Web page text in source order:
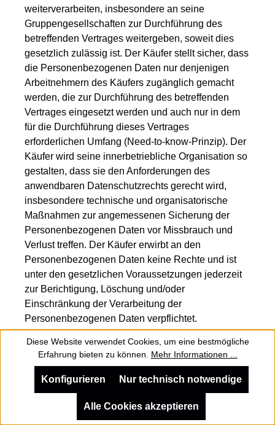
weiterverarbeiten, insbesondere an seine
Gruppengesellschaften zur Durchführung des
betreffenden Vertrages weitergeben, soweit dies
gesetzlich zulässig ist. Der Käufer stellt sicher, dass
die Personenbezogenen Daten nur denjenigen
Arbeitnehmern des Käufers zugänglich gemacht
werden, die zur Durchführung des betreffenden
Vertrages eingesetzt werden und auch nur in dem
für die Durchführung dieses Vertrages
erforderlichen Umfang (Need-to-know-Prinzip). Der
Käufer wird seine innerbetriebliche Organisation so
gestalten, dass sie den Anforderungen des
anwendbaren Datenschutzrechts gerecht wird,
insbesondere technische und organisatorische
Maßnahmen zur angemessenen Sicherung der
Personenbezogenen Daten vor Missbrauch und
Verlust treffen. Der Käufer erwirbt an den
Personenbezogenen Daten keine Rechte und ist
unter den gesetzlichen Voraussetzungen jederzeit
zur Berichtigung, Löschung und/oder
Einschränkung der Verarbeitung der
Personenbezogenen Daten verpflichtet.
Zurückbehaltungsrechte in Bezug auf
Personenbezogene Daten sind ausgeschlossen.
Zusätzlich zu seinen gesetzlichen Verpflichtungen
unterrichtet der Käufer FFT unverzüglich,
spätestens innerhalb von 24 Stunden, über eine
Verletzung des Schutzes Personenbezogener
Daten, insbesondere bei Verlust. Bei Beendigung
Diese Website verwendet Cookies, um eine bestmögliche
Erfahrung bieten zu können. Mehr Informationen ...
Nur technisch notwendige
Konfigurieren
Alle Cookies akzeptieren